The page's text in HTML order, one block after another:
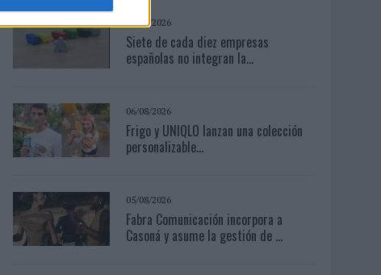
06/08/2026
Siete de cada diez empresas
españolas no integran la...
06/08/2026
Frigo y UNIQLO lanzan una colección
personalizable...
05/08/2026
Fabra Comunicación incorpora a
Casoná y asume la gestión de ...